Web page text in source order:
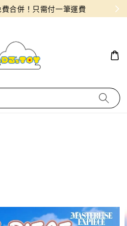
合併！只需付一筆運費